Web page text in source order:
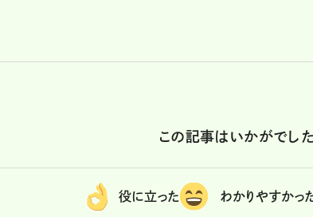
この記事はいかがでした
役に立った わかりやすかっ